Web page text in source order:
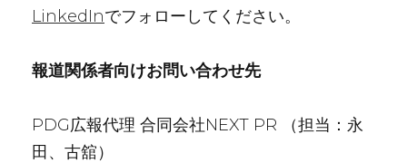
LinkedInでフォローしてください。
報道関係者向けお問い合わせ先
PDG広報代理 合同会社NEXT PR （担当：永
田、古舘）